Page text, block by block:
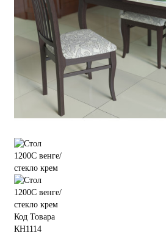
Код Товара
КН1114